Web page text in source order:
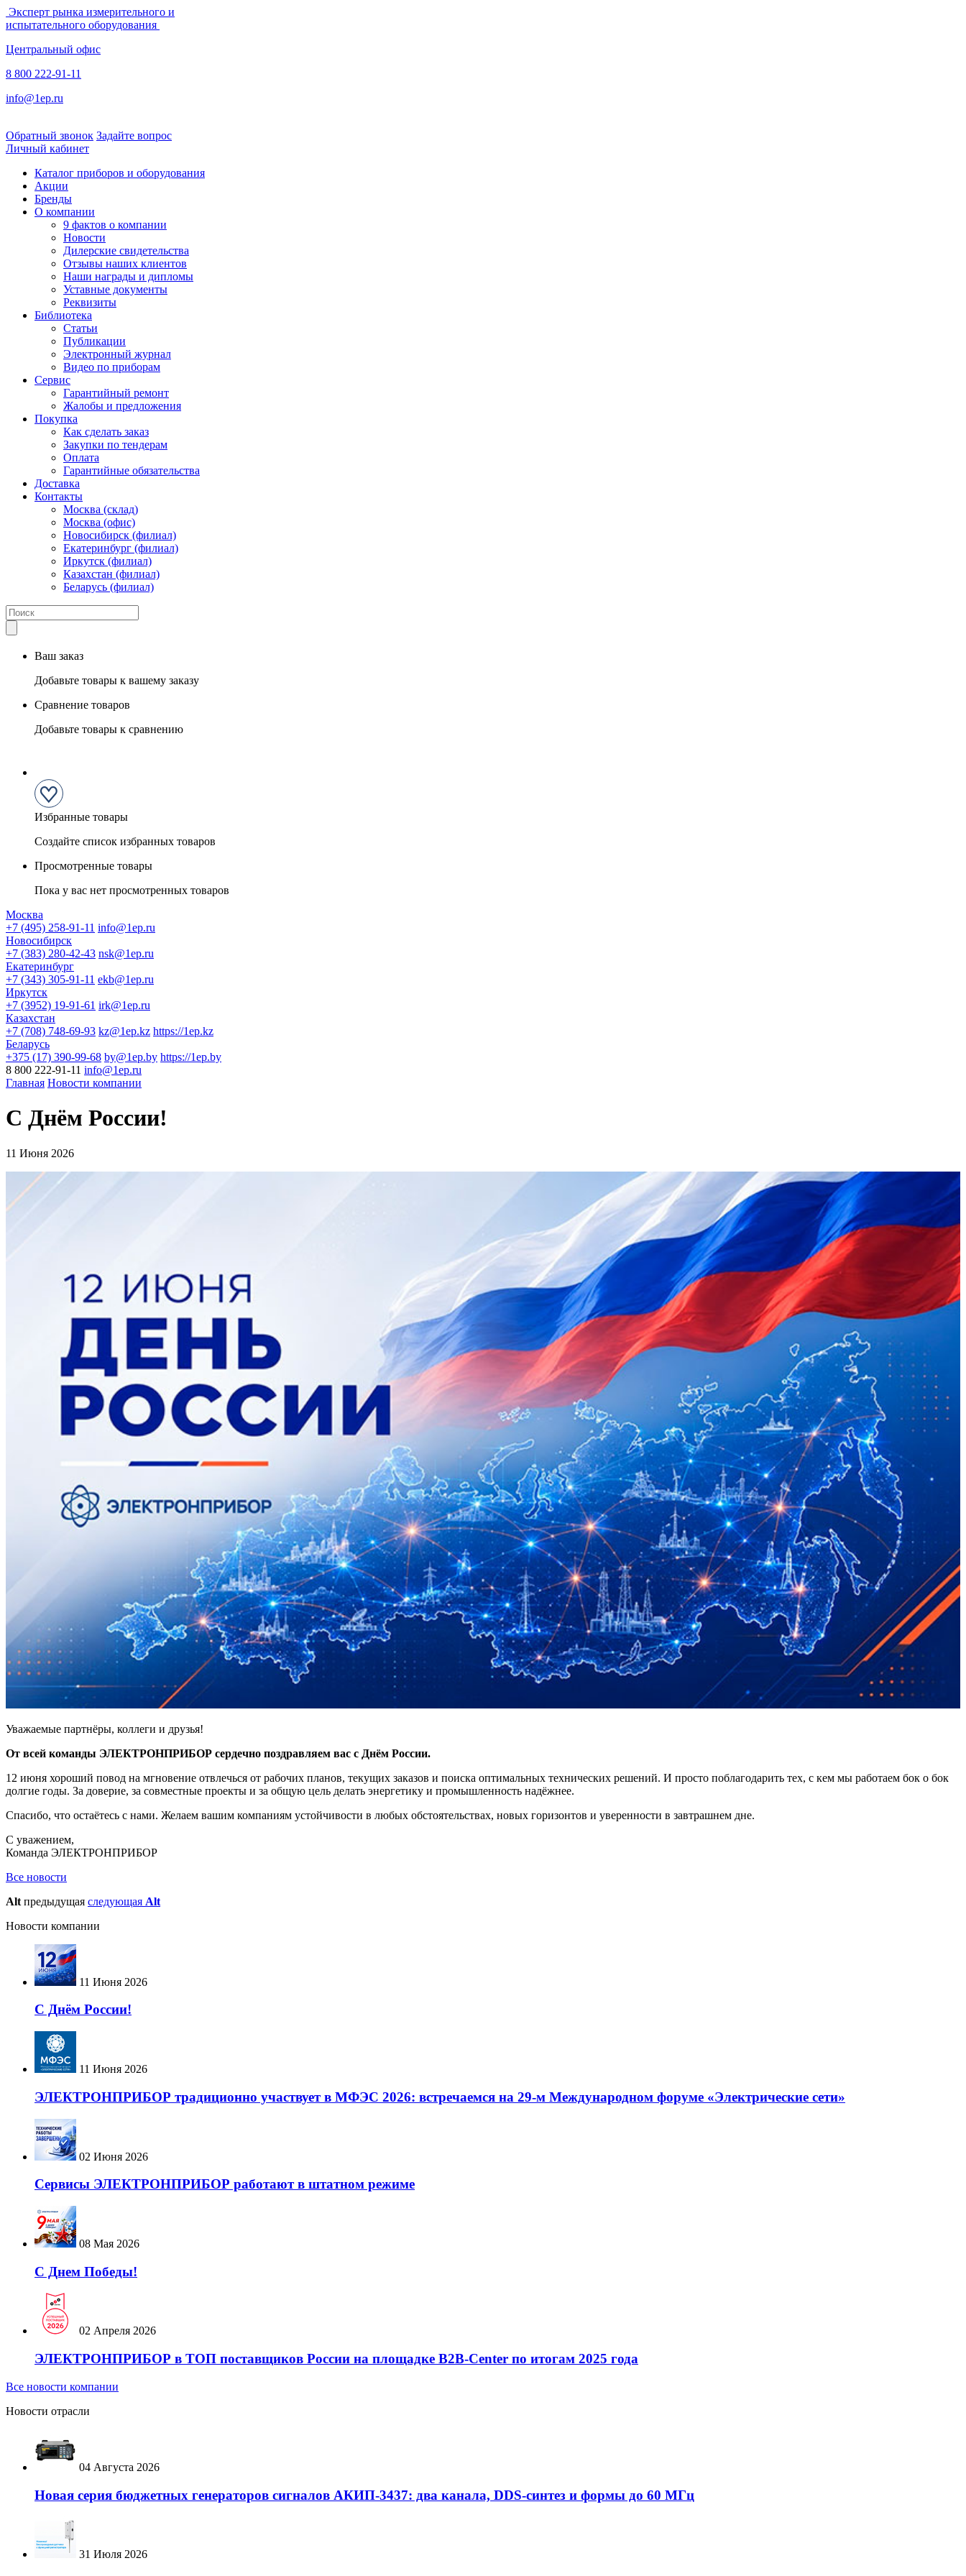
Эксперт рынка измерительного и
испытательного оборудования
Центральный офис
8 800 222-91-11
info@1ep.ru
Обратный звонок Задайте вопрос
Личный кабинет
Каталог приборов и оборудования
Акции
Бренды
О компании
9 фактов о компании
Новости
Дилерские свидетельства
Отзывы наших клиентов
Наши награды и дипломы
Уставные документы
Реквизиты
Библиотека
Статьи
Публикации
Электронный журнал
Видео по приборам
Сервис
Гарантийный ремонт
Жалобы и предложения
Покупка
Как сделать заказ
Закупки по тендерам
Оплата
Гарантийные обязательства
Доставка
Контакты
Москва (склад)
Москва (офис)
Новосибирск (филиал)
Екатеринбург (филиал)
Иркутск (филиал)
Казахстан (филиал)
Беларусь (филиал)
Ваш заказ
Добавьте товары к вашему заказу
Сравнение товаров
Добавьте товары к сравнению
Избранные товары
Создайте список избранных товаров
Просмотренные товары
Пока у вас нет просмотренных товаров
Москва
+7 (495) 258-91-11 info@1ep.ru
Новосибирск
+7 (383) 280-42-43 nsk@1ep.ru
Екатеринбург
+7 (343) 305-91-11 ekb@1ep.ru
Иркутск
+7 (3952) 19-91-61 irk@1ep.ru
Казахстан
+7 (708) 748-69-93 kz@1ep.kz https://1ep.kz
Беларусь
+375 (17) 390-99-68 by@1ep.by https://1ep.by
8 800 222-91-11 info@1ep.ru
Главная Новости компании
С Днём России!
11 Июня 2026
Уважаемые партнёры, коллеги и друзья!
От всей команды ЭЛЕКТРОНПРИБОР сердечно поздравляем вас с Днём России.
12 июня хороший повод на мгновение отвлечься от рабочих планов, текущих заказов и поиска оптимальных технических решений. И просто поблагодарить тех, с кем мы работаем бок о бок
долгие годы. За доверие, за совместные проекты и за общую цель делать энергетику и промышленность надёжнее.
Спасибо, что остаётесь с нами. Желаем вашим компаниям устойчивости в любых обстоятельствах, новых горизонтов и уверенности в завтрашнем дне.
С уважением,
Команда ЭЛЕКТРОНПРИБОР
Все новости
Alt предыдущая следующая Alt
Новости компании
11 Июня 2026
С Днём России!
11 Июня 2026
ЭЛЕКТРОНПРИБОР традиционно участвует в МФЭС 2026: встречаемся на 29-м Международном форуме «Электрические сети»
02 Июня 2026
Сервисы ЭЛЕКТРОНПРИБОР работают в штатном режиме
08 Мая 2026
С Днем Победы!
02 Апреля 2026
ЭЛЕКТРОНПРИБОР в ТОП поставщиков России на площадке B2B-Center по итогам 2025 года
Все новости компании
Новости отрасли
04 Августа 2026
Новая серия бюджетных генераторов сигналов АКИП‑3437: два канала, DDS-синтез и формы до 60 МГц
31 Июля 2026